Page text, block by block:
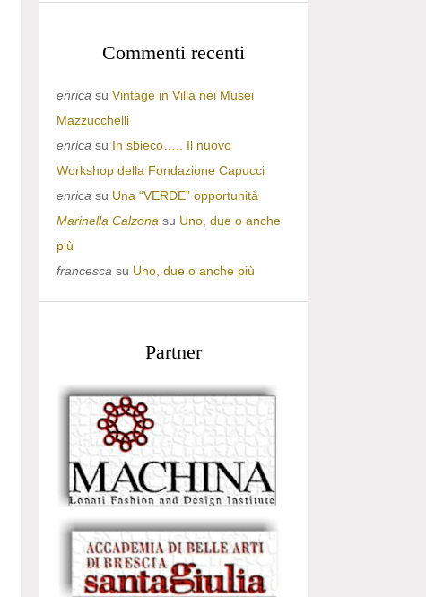
Commenti recenti
enrica su Vintage in Villa nei Musei
Mazzucchelli
enrica su In sbieco….. Il nuovo
Workshop della Fondazione Capucci
enrica su Una “VERDE” opportunità
Marinella Calzona su Uno, due o anche
più
francesca su Uno, due o anche più
Partner